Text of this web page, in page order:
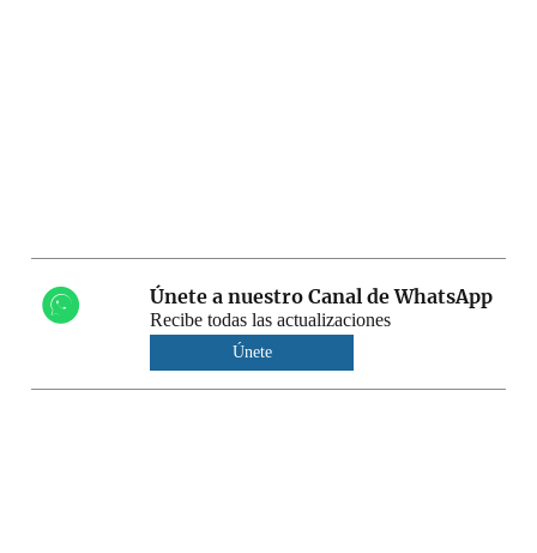
Únete a nuestro Canal de WhatsApp
Recibe todas las actualizaciones
Únete